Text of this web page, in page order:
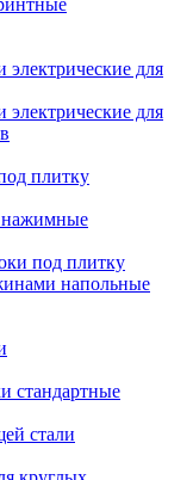
электрические для
электрические для
плитку
под плитку
напольные
стандартные
стали